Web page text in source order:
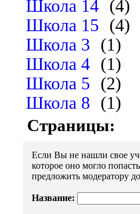
Школа 14 (4)
Школа 15
(4)
Школа 3
(1)
Школа 4 (1)
Школа 5
(2)
Школа 8
(1)
Страницы:
Если Вы не нашли свое
которое оно могло
предложить модератору
Название: